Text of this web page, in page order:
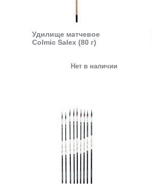
Удилище матчевое
Colmic Salex (80 г)
Нет в наличии